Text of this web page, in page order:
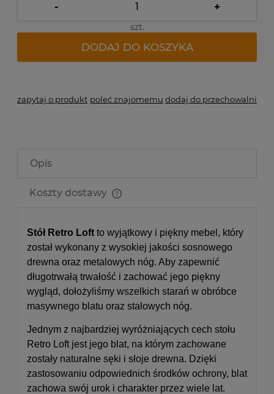
- +
szt.
DODAJ DO KOSZYKA
zapytaj o produkt poleć znajomemu dodaj do przechowalni
Opis
Koszty dostawy
Stół Retro Loft to wyjątkowy i piękny mebel, który
został wykonany z wysokiej jakości sosnowego
drewna oraz metalowych nóg. Aby zapewnić
długotrwałą trwałość i zachować jego piękny
wygląd, dołożyliśmy wszelkich starań w obróbce
masywnego blatu oraz stalowych nóg.
Jednym z najbardziej wyróżniających cech stołu
Retro Loft jest jego blat, na którym zachowane
zostały naturalne sęki i słoje drewna. Dzięki
zastosowaniu odpowiednich środków ochrony, blat
zachowa swój urok i charakter przez wiele lat.